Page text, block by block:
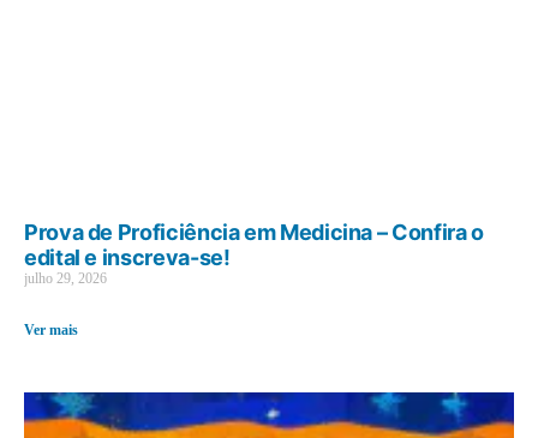
Prova de Proficiência em Medicina – Confira o
edital e inscreva-se!
julho 29, 2026
Ver mais